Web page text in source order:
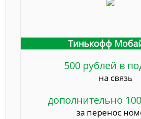
Тинькофф
500 рублей в
на связь
дополнительно
за перенос